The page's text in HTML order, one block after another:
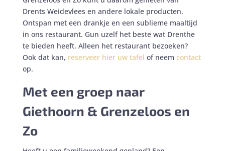
Drents Weidevlees en andere lokale producten.
Ontspan met een drankje en een sublieme maaltijd
in ons restaurant. Gun uzelf het beste wat Drenthe
te bieden heeft. Alleen het restaurant bezoeken?
Ook dat kan, reserveer hier uw tafel of neem contact
op.
Met een groep naar
Giethoorn & Grenzeloos en
Zo